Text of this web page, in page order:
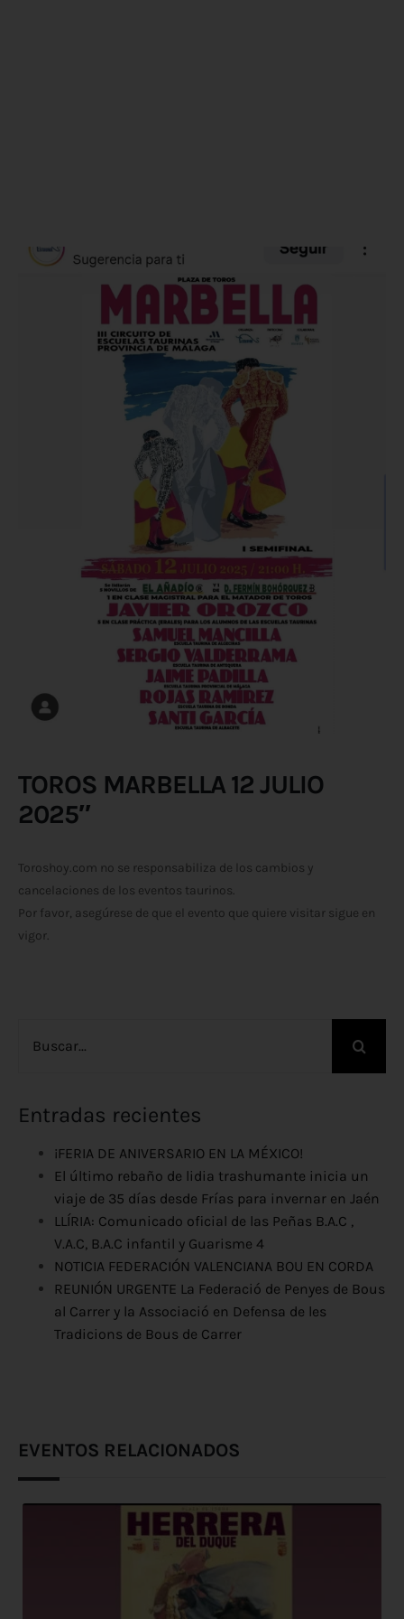
TOROS MARBELLA 12 JULIO
2025″
Toroshoy.com no se responsabiliza de los cambios y
cancelaciones de los eventos taurinos.
Por favor, asegúrese de que el evento que quiere visitar sigue en
vigor.
Entradas recientes
¡FERIA DE ANIVERSARIO EN LA MÉXICO!
El último rebaño de lidia trashumante inicia un
viaje de 35 días desde Frías para invernar en Jaén
LLÍRIA: Comunicado oficial de las Peñas B.A.C ,
V.A.C, B.A.C infantil y Guarisme 4
NOTICIA FEDERACIÓN VALENCIANA BOU EN CORDA
REUNIÓN URGENTE La Federació de Penyes de Bous
al Carrer y la Associació en Defensa de les
Tradicions de Bous de Carrer
EVENTOS RELACIONADOS